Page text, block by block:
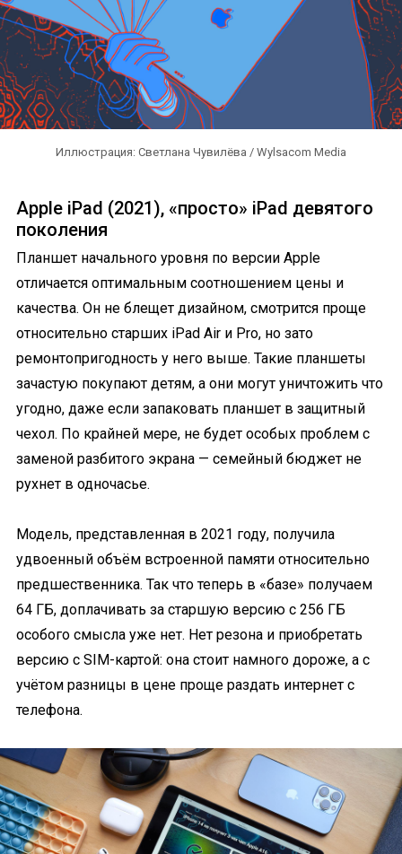
Иллюстрация: Светлана Чувилёва / Wylsacom Media
Apple iPad (2021), «просто» iPad девятого
поколения
Планшет начального уровня по версии Apple
отличается оптимальным соотношением цены и
качества. Он не блещет дизайном, смотрится проще
относительно старших iPad Air и Pro, но зато
ремонтопригодность у него выше. Такие планшеты
зачастую покупают детям, а они могут уничтожить что
угодно, даже если запаковать планшет в защитный
чехол. По крайней мере, не будет особых проблем с
заменой разбитого экрана — семейный бюджет не
рухнет в одночасье.
Модель, представленная в 2021 году, получила
удвоенный объём встроенной памяти относительно
предшественника. Так что теперь в «базе» получаем
64 ГБ, доплачивать за старшую версию с 256 ГБ
особого смысла уже нет. Нет резона и приобретать
версию с SIM-картой: она стоит намного дороже, а с
учётом разницы в цене проще раздать интернет с
телефона.